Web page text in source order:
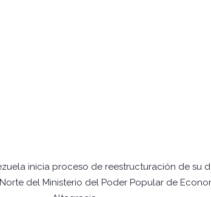
inicia proceso de reestructuración de su
del Ministerio del Poder Popular de